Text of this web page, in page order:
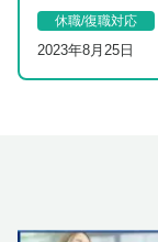
出がありました。
せても大丈夫でし
か…
休職/復職対応
2023年8月25日